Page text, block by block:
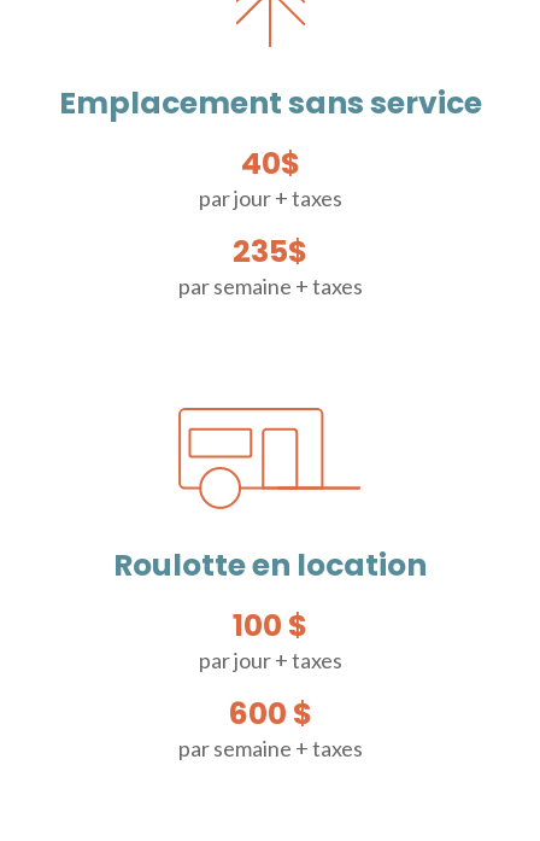
Emplacement sans service
40$
par jour + taxes
235$
par semaine + taxes
Roulotte en location
100 $
par jour + taxes
600 $
par semaine + taxes